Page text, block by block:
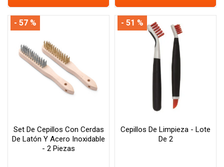
Set De Cepillos Con Cerdas
De Latón Y Acero Inoxidable
- 2 Piezas
- 57 %
Cepillos De Limpieza - Lote
De 2
- 51 %